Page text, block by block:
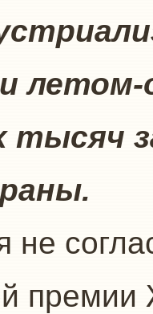
тысяч
не